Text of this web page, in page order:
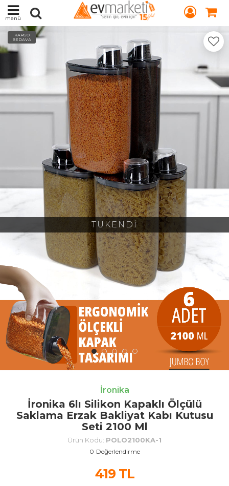
menü
TÜKENDİ
KARGO
BEDAVA
İronika
İronika 6lı Silikon Kapaklı Ölçülü
Saklama Erzak Bakliyat Kabı Kutusu
Seti 2100 Ml
Ürün Kodu: POLO2100KA-1
0 Değerlendirme
419TL